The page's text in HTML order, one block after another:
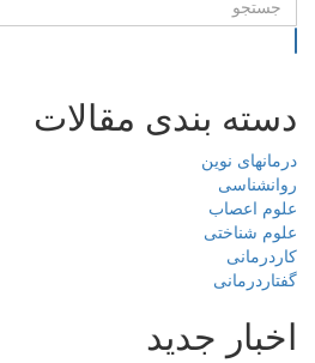
دسته بندی مقالات
درمانهای نوین
روانشناسی
علوم اعصاب
علوم شناختی
کاردرمانی
گفتاردرمانی
اخبار جدید